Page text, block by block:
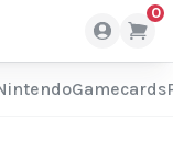
0
Gamecards